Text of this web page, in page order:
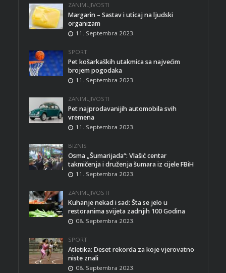
ZANIMLJIVOSTI
Margarin – Sastav i uticaj na ljudski
organizam
11. Septembra 2023.
SPORT
Pet košarkaških utakmica sa najvećim
brojem pogodaka
11. Septembra 2023.
ZANIMLJIVOSTI
Pet najprodavanijih automobila svih
vremena
11. Septembra 2023.
BIZNIS
Osma „Šumarijada“: Vlašić centar
takmičenja i druženja šumara iz cijele FBiH
11. Septembra 2023.
ZANIMLJIVOSTI
Kuhanje nekad i sad: Šta se jelo u
restoranima svijeta zadnjih 100 Godina
08. Septembra 2023.
SPORT
Atletika: Deset rekorda za koje vjerovatno
niste znali
08. Septembra 2023.